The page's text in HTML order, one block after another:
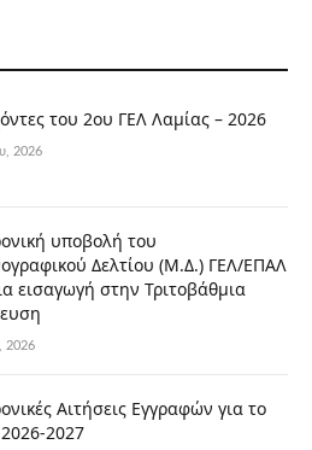
του 2ου ΓΕΛ Λαμίας – 2026
2026
υποβολή του
Δελτίου (Μ.Δ.) ΓΕΛ/ΕΠΑΛ
εισαγωγή στην Τριτοβάθμια
2026
Αιτήσεις Εγγραφών για το
2027